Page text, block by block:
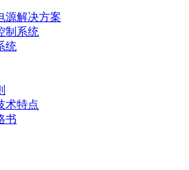
源解决方案
制系统
统
术特点
书